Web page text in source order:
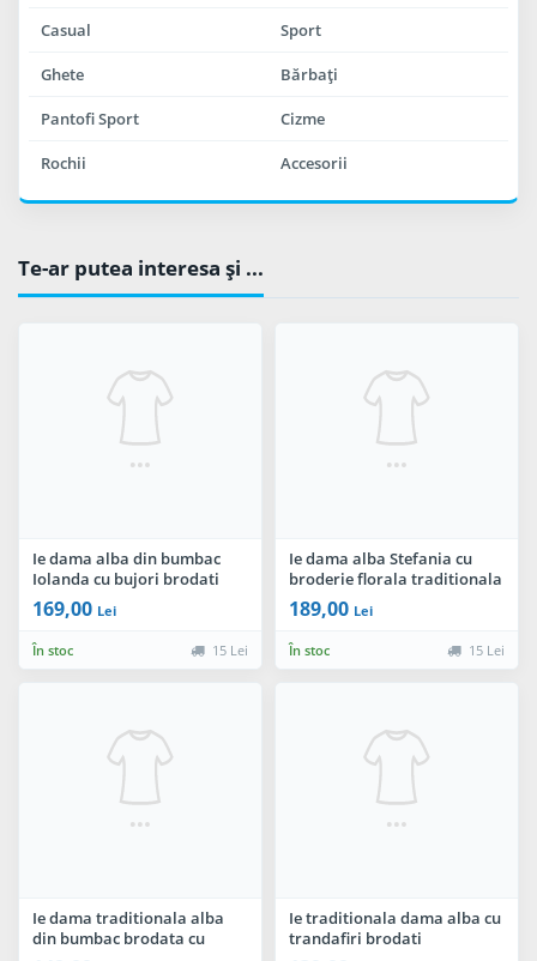
Casual Sport
Ghete Bărbaţi
Pantofi Sport Cizme
Rochii Accesorii
Te-ar putea interesa şi ...
Ie dama alba din bumbac
Iolanda cu bujori brodati
169,00 Lei
În stoc 15 Lei
Ie dama alba Stefania cu
broderie florala traditionala
189,00 Lei
În stoc 15 Lei
Ie dama traditionala alba
din bumbac brodata cu
Ie traditionala dama alba cu
trandafiri brodati